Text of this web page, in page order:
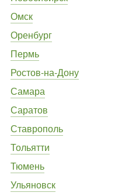
Омск
Оренбург
Пермь
Ростов-на-Дону
Самара
Саратов
Ставрополь
Тольятти
Тюмень
Ульяновск